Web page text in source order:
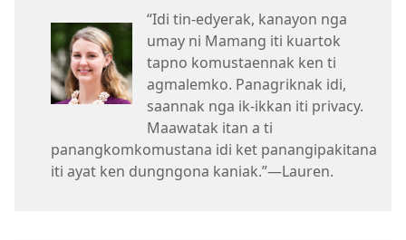
“Idi tin-edyerak, kanayon nga
umay ni Mamang iti kuartok
tapno komustaennak ken ti
agmalemko. Panagriknak idi,
saannak nga ik-ikkan iti privacy.
Maawatak itan a ti
panangkomkomustana idi ket panangipakitana
iti ayat ken dungngona kaniak.”​—Lauren.